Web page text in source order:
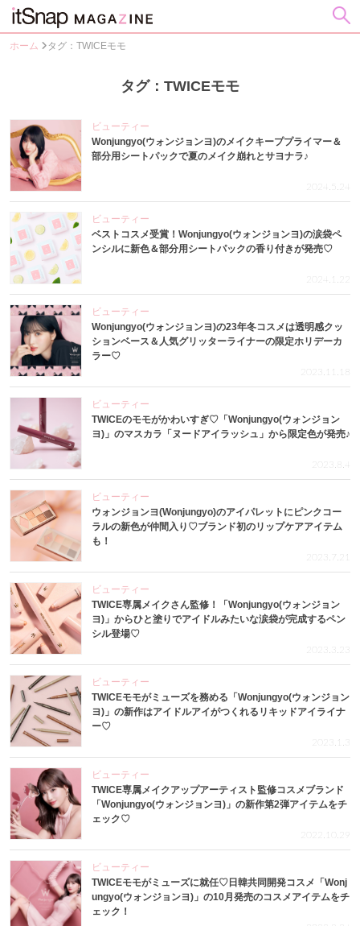
ホーム タグ：TWICEモモ
タグ：TWICEモモ
ビューティー
Wonjungyo(ウォンジョンヨ)のメイクキーププライマー＆
部分用シートパックで夏のメイク崩れとサヨナラ♪
2024.5.24
ビューティー
ベストコスメ受賞！Wonjungyo(ウォンジョンヨ)の涙袋ペ
ンシルに新色＆部分用シートパックの香り付きが発売♡
2024.1.22
ビューティー
Wonjungyo(ウォンジョンヨ)の23年冬コスメは透明感クッ
ションベース＆人気グリッターライナーの限定ホリデーカ
ラー♡
2023.11.18
ビューティー
TWICEのモモがかわいすぎ♡「Wonjungyo(ウォンジョン
ヨ)」のマスカラ「ヌードアイラッシュ」から限定色が発売♪
2023.8.4
ビューティー
ウォンジョンヨ(Wonjungyo)のアイパレットにピンクコー
ラルの新色が仲間入り♡ブランド初のリップケアアイテム
も！
2023.7.21
ビューティー
TWICE専属メイクさん監修！「Wonjungyo(ウォンジョン
ヨ)」からひと塗りでアイドルみたいな涙袋が完成するペン
シル登場♡
2023.3.23
ビューティー
TWICEモモがミューズを務める「Wonjungyo(ウォンジョン
ヨ)」の新作はアイドルアイがつくれるリキッドアイライナ
ー♡
2023.1.3
ビューティー
TWICE専属メイクアップアーティスト監修コスメブランド
「Wonjungyo(ウォンジョンヨ)」の新作第2弾アイテムをチ
ェック♡
2022.10.29
ビューティー
TWICEモモがミューズに就任♡日韓共同開発コスメ「Wonj
ungyo(ウォンジョンヨ)」の10月発売のコスメアイテムをチ
ェック！